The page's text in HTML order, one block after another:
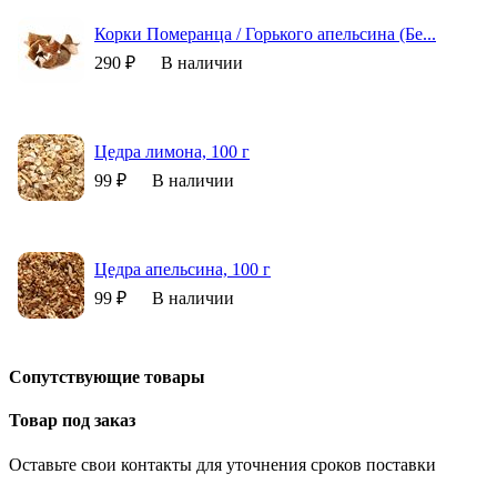
Корки Померанца / Горького апельсина (Бе...
290 ₽
В наличии
Цедра лимона, 100 г
99 ₽
В наличии
Цедра апельсина, 100 г
99 ₽
В наличии
Сопутствующие товары
Товар под заказ
Оставьте свои контакты для уточнения сроков поставки